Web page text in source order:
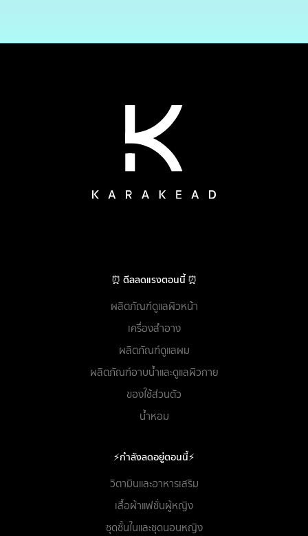
⏰ ดีลลดแรงตอนนี้ ⏰
ผลิตภัณฑ์ดูแลผิวหน้า
เครื่องสำอาง
ผลิตภัณฑ์ดูแลผม
ผลิตภัณฑ์อาบน้ำและดูแลผิวกาย
ของใช้ส่วนตัว
น้ำหอม
⚡กำลังลดอยู่ตอนนี้⚡
วิตามินและอาหารเสริม
เสื้อผ้าแฟชั่นผู้หญิง
ชุดชั้นในและชุดนอนหญิง